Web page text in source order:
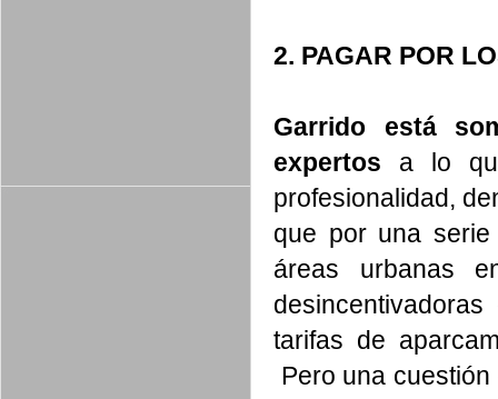
2. PAGAR POR
Garrido está
expertos a lo
profesionalidad,
que por una
áreas urbanas
tarifas de
Pero una